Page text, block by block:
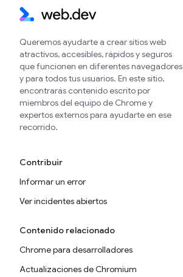
Queremos ayudarte a crear sitios web
atractivos, accesibles, rápidos y seguros
que funcionen en diferentes navegadores
y para todos tus usuarios. En este sitio,
encontrarás contenido escrito por
miembros del equipo de Chrome y
expertos externos para ayudarte en ese
recorrido.
Contribuir
Informar un error
Ver incidentes abiertos
Contenido relacionado
Chrome para desarrolladores
Actualizaciones de Chromium